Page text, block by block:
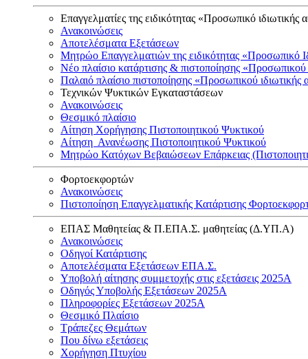
Επαγγελματίες της ειδικότητας «Προσωπικό ιδιωτικής
Ανακοινώσεις
Αποτελέσματα Εξετάσεων
Μητρώο Επαγγελματιών της ειδικότητας «Προσωπικό
Νέο πλαίσιο κατάρτισης & πιστοποίησης «Προσωπικού
Παλαιό πλαίσιο πιστοποίησης «Προσωπικού
Τεχνικών Ψυκτικών Εγκαταστάσεων
Ανακοινώσεις
Θεσμικό πλαίσιο
Αίτηση Χορήγησης Πιστοποιητικού Ψυκτικού
Αίτηση Ανανέωσης Πιστοποιητικού Ψυκτικού
Μητρώο Κατόχων Βεβαιώσεων Επάρκειας
Φορτοεκφορτών
Ανακοινώσεις
Πιστοποίηση Επαγγελματικής Κατάρτισης
ΕΠΑΣ Μαθητείας & Π.ΕΠΑ.Σ. μαθητείας (Δ.ΥΠ.Α)
Ανακοινώσεις
Oδηγοί Κατάρτισης
Αποτελέσματα Εξετάσεων ΕΠΑ.Σ.
Υποβολή αίτησης συμμετοχής στις εξετάσεις 2025Α
Οδηγός Υποβολής Εξετάσεων 2025A
Πληροφορίες Εξετάσεων 2025Α
Θεσμικό Πλαίσιο
Τράπεζες Θεμάτων
Που δίνω εξετάσεις
Χορήγηση Πτυχίου